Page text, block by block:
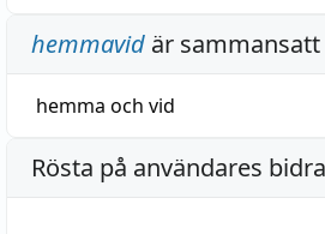
hemmavid är sammansatt
hemma och vid
Rösta på användares